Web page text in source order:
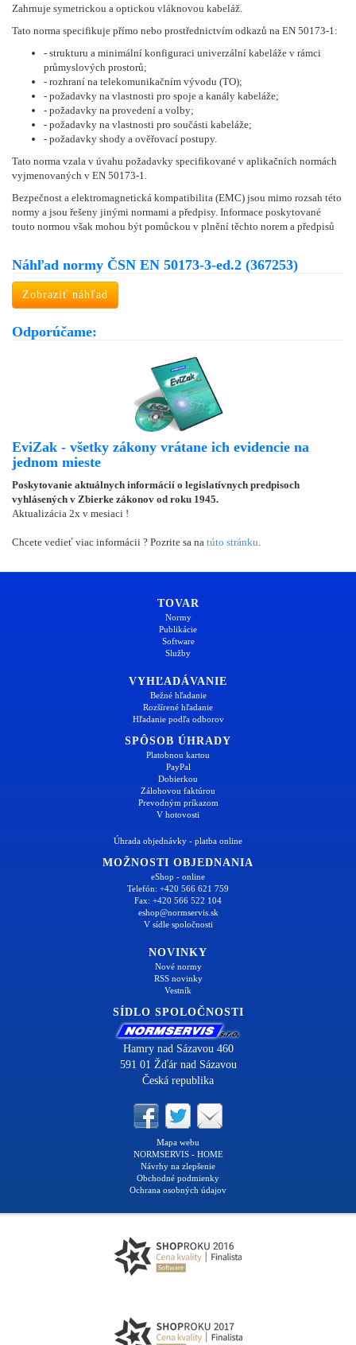
Zahrnuje symetrickou a optickou vláknovou kabeláž.
Tato norma specifikuje přímo nebo prostřednictvím odkazů na EN 50173-1:
- strukturu a minimální konfiguraci univerzální kabeláže v rámci
průmyslových prostorů;
- rozhraní na telekomunikačním vývodu (TO);
- požadavky na vlastnosti pro spoje a kanály kabeláže;
- požadavky na provedení a volby;
- požadavky na vlastnosti pro součásti kabeláže;
- požadavky shody a ověřovací postupy.
Tato norma vzala v úvahu požadavky specifikované v aplikačních normách
vyjmenovaných v EN 50173-1.
Bezpečnost a elektromagnetická kompatibilita (EMC) jsou mimo rozsah této
normy a jsou řešeny jinými normami a předpisy. Informace poskytované
touto normou však mohou být pomůckou v plnění těchto norem a předpisů
Náhľad normy ČSN EN 50173-3-ed.2 (367253)
Zobraziť náhľad
Odporúčame:
EviZak - všetky zákony vrátane ich evidencie na
jednom mieste
Poskytovanie aktuálnych informácií o legislatívnych predpisoch
vyhlásených v Zbierke zákonov od roku 1945.
Aktualizácia 2x v mesiaci !
Chcete vedieť viac informácii ? Pozrite sa na túto stránku
TOVAR
Normy
Publikácie
Software
Služby
VYHĽADÁVANIE
Bežné hľadanie
Rozšírené hľadanie
Hľadanie podľa odborov
SPÔSOB ÚHRADY
Platobnou kartou
PayPal
Dobierkou
Zálohovou faktúrou
Prevodným príkazom
V hotovosti
Úhrada objednávky - platba online
MOŽNOSTI OBJEDNANIA
eShop - online
Telefón: +420 566 621 759
Fax: +420 566 522 104
eshop@normservis.sk
V sídle spoločnosti
NOVINKY
Nové normy
RSS novinky
Vestník
SÍDLO SPOLOČNOSTI
Hamry nad Sázavou 460
591 01 Žďár nad Sázavou
Česká republika
Mapa webu
NORMSERVIS - HOME
Návrhy na zlepšenie
Obchodné podmienky
Ochrana osobných údajov